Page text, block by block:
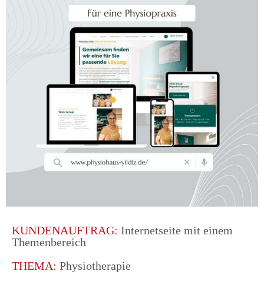
KUNDENAUFTRAG: Internetseite mit einem
Themenbereich
THEMA: Physiotherapie